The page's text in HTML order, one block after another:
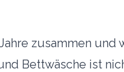
zusammen und
Bettwäsche ist